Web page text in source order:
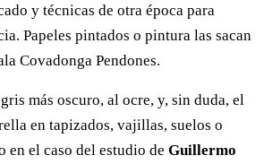
y técnicas de otra época para
Papeles pintados o pintura las sacan
Covadonga Pendones.
más oscuro, al ocre, y, sin duda, el
en tapizados, vajillas, suelos o
en el caso del estudio de Guillermo